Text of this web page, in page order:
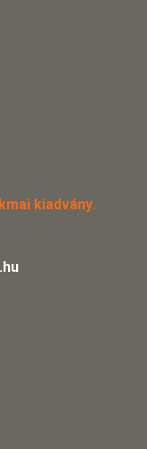
kiadvány.